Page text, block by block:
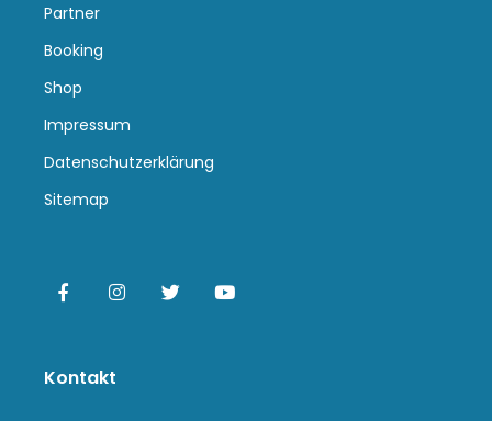
Partner
Booking
Shop
Impressum
Datenschutzerklärung
Sitemap
Kontakt